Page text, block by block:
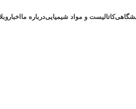
کاتالیست و مواد شیمیاییدرباره ما اخبار